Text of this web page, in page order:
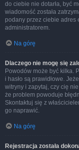
do ciebie nie dotarła, być
wiadomość została
podany przez ciebie adres
administratorem.
Na górę
Dlaczego nie mogę się
Powodów może być kilka.
i hasło są prawidłowe.
witryny i zapytaj, czy cię
że problem powoduje
Skontaktuj się z
go naprawić.
Na górę
Rejestracja została